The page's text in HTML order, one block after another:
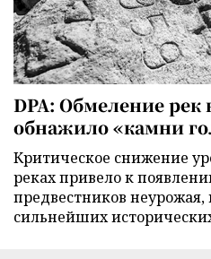
DPA: Обмеление рек
обнажило «камни
Критическое снижение
реках привело к
предвестников
сильнейших